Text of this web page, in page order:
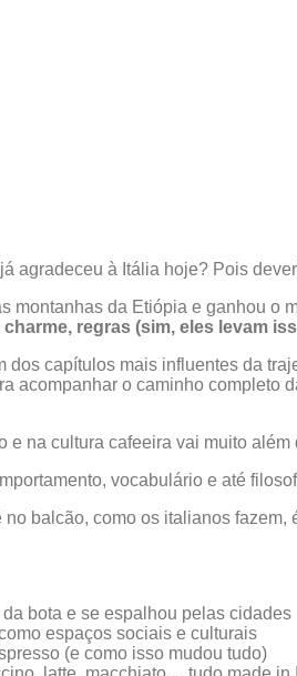
agradeceu à Itália hoje? Pois
montanhas da Etiópia e ganhou o
regras (sim, eles levam
dos capítulos mais influentes da
acompanhar o caminho
e na cultura cafeeira vai muito além
vocabulário e até
balcão, como os italianos
bota e se espalhou pelas cidades
espaços sociais e culturais
(e como isso mudou tudo)